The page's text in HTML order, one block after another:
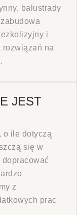
balustrady
i
rozwiązań na
JEST
o ile dotyczą
się w
dopracować
z
prac